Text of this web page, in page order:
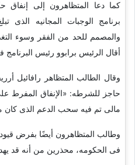
کما دعا المتظاهرون إلى إنفاق
والمصمم للحد من الفقر وسوء
أقال الرئیس برابوو رئیس البرنامج
وقال الطالب المتظاهر رافائیل
حاجز للشرطه: «الإنفاق المفرط
مالی تم فیه سحب الدعم الذی کان
وطالب المتظاهرون أیضًا بفرض
فی الحکومه، محذرین من أنه قد